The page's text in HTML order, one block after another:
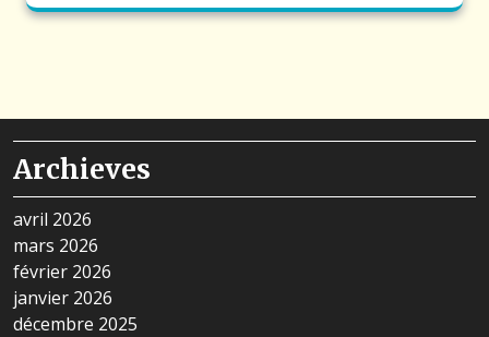
Archieves
avril 2026
mars 2026
février 2026
janvier 2026
décembre 2025